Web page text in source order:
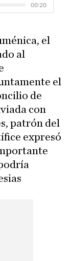
el
al
el
de
con
patrón del
expresó